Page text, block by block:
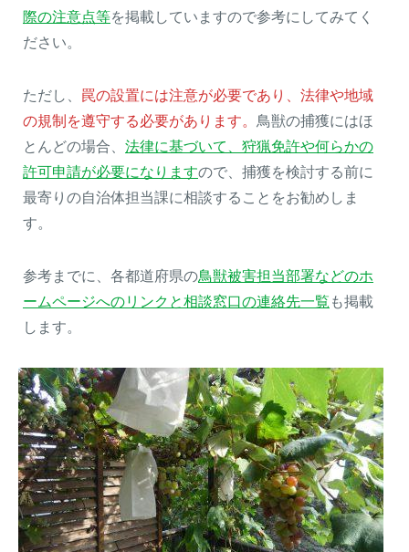
際の注意点等を掲載していますので参考にしてみてく
ださい。
ただし、 罠の設置には注意が必要であり、法律や地域
の規制を遵守する必要があります。 鳥獣の捕獲にはほ
とんどの場合、 法律に基づいて、狩猟免許や何らかの
許可申請が必要になりますので、捕獲を検討する前に
最寄りの自治体担当課に相談することをお勧めしま
す。
参考までに、各都道府県の鳥獣被害担当部署などのホ
ームページへのリンクと相談窓口の連絡先一覧 も掲載
します。